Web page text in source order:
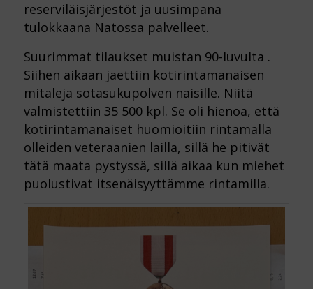
reserviläisjärjestöt ja uusimpana
tulokkaana Natossa palvelleet.
Suurimmat tilaukset muistan 90-luvulta .
Siihen aikaan jaettiin kotirintamanaisen
mitaleja sotasukupolven naisille. Niitä
valmistettiin 35 500 kpl. Se oli hienoa, että
kotirintamanaiset huomioitiin rintamalla
olleiden veteraanien lailla, sillä he pitivät
tätä maata pystyssä, sillä aikaa kun miehet
puolustivat itsenäisyyttämme rintamilla.